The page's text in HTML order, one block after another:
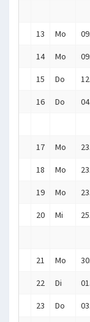
13 Mo
14 Mo
15 Do
16 Do
17 Mo
18 Mo
19 Mo
20 Mi
21 Mo
22 Di
23 Do